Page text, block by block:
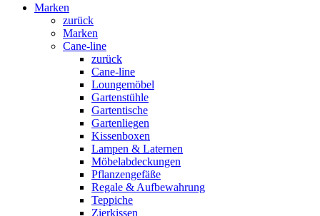
Marken
zurück
Marken
Cane-line
zurück
Cane-line
Loungemöbel
Gartenstühle
Gartentische
Gartenliegen
Kissenboxen
Lampen & Laternen
Möbelabdeckungen
Pflanzengefäße
Regale & Aufbewahrung
Teppiche
Zierkissen